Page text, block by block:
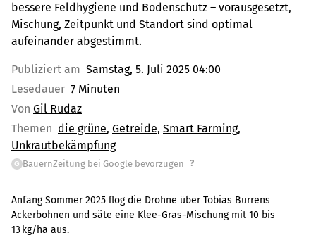
bessere Feldhygiene und Bodenschutz – vorausgesetzt,
Mischung, Zeitpunkt und Standort sind optimal
aufeinander abgestimmt.
Publiziert am Samstag, 5. Juli 2025 04:00
Lesedauer 7 Minuten
Von Gil Rudaz
Themen die grüne Getreide Smart Farming
Unkrautbekämpfung
G BauernZeitung bei Google bevorzugen ?
Anfang Sommer 2025 flog die Drohne über Tobias Burrens
Ackerbohnen und säte eine Klee-Gras-Mischung mit 10 bis
13 kg/ha aus.